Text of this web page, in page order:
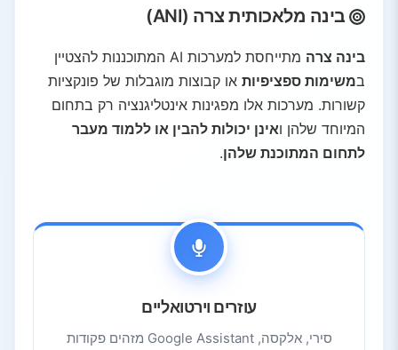
בינה מלאכותית צרה (ANI)
בינה צרה
מתייחסת למערכות AI המתוכננות להצטיין
במשימות ספציפיות או קבוצות מוגבלות של פונקציות
קשורות. מערכות אלו מפגינות אינטליגנציה רק בתחום
המיוחד שלהן ואינן יכולות להבין או ללמוד מעבר
לתחום המתוכנת שלהן.
עוזרים וירטואליים
סירי, אלקסה, Google Assistant מזהים פקודות